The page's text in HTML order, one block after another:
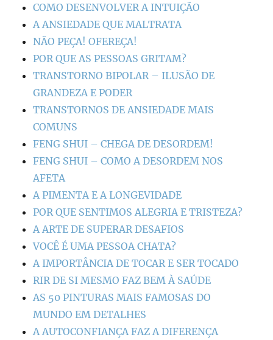
COMO DESENVOLVER A INTUIÇÃO
A ANSIEDADE QUE MALTRATA
NÃO PEÇA! OFEREÇA!
POR QUE AS PESSOAS GRITAM?
TRANSTORNO BIPOLAR – ILUSÃO DE
GRANDEZA E PODER
TRANSTORNOS DE ANSIEDADE MAIS
COMUNS
FENG SHUI – CHEGA DE DESORDEM!
FENG SHUI – COMO A DESORDEM NOS
AFETA
A PIMENTA E A LONGEVIDADE
POR QUE SENTIMOS ALEGRIA E TRISTEZA?
A ARTE DE SUPERAR DESAFIOS
VOCÊ É UMA PESSOA CHATA?
A IMPORTÂNCIA DE TOCAR E SER TOCADO
RIR DE SI MESMO FAZ BEM À SAÚDE
AS 50 PINTURAS MAIS FAMOSAS DO
MUNDO EM DETALHES
A AUTOCONFIANÇA FAZ A DIFERENÇA